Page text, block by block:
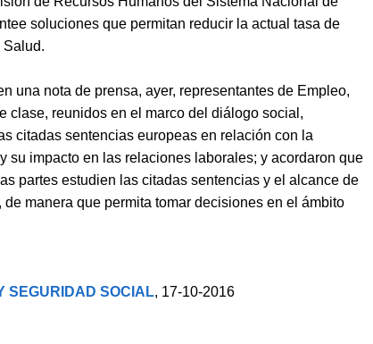
soluciones que permitan reducir la actual tasa de
una nota de prensa, ayer, representantes de Empleo,
clase, reunidos en el marco del diálogo social,
citadas sentencias europeas en relación con la
su impacto en las relaciones laborales; y acordaron que
partes estudien las citadas sentencias y el alcance de
manera que permita tomar decisiones en el ámbito
SEGURIDAD SOCIAL, 17-10-2016